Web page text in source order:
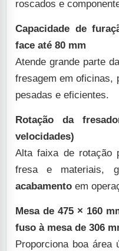
roscados e
Capacidade de
face até 80 mm
Atende grande parte
fresagem em oficinas,
pesadas e eficientes.
Rotação da
velocidades)
Alta faixa de rotação
fresa e materiais,
acabamento em
Mesa de 475 × 160
fuso à mesa de 306
Proporciona boa área